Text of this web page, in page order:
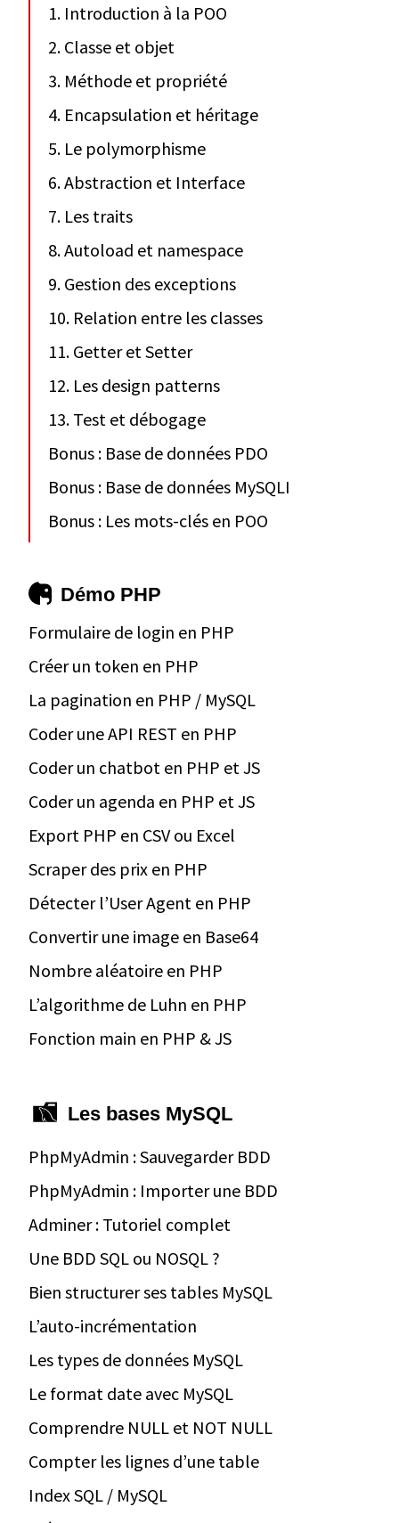
1. Introduction à la POO
2. Classe et objet
3. Méthode et propriété
4. Encapsulation et héritage
5. Le polymorphisme
6. Abstraction et Interface
7. Les traits
8. Autoload et namespace
9. Gestion des exceptions
10. Relation entre les classes
11. Getter et Setter
12. Les design patterns
13. Test et débogage
Bonus : Base de données PDO
Bonus : Base de données MySQLI
Bonus : Les mots-clés en POO
Démo PHP
Formulaire de login en PHP
Créer un token en PHP
La pagination en PHP / MySQL
Coder une API REST en PHP
Coder un chatbot en PHP et JS
Coder un agenda en PHP et JS
Export PHP en CSV ou Excel
Scraper des prix en PHP
Détecter l’User Agent en PHP
Convertir une image en Base64
Nombre aléatoire en PHP
L’algorithme de Luhn en PHP
Fonction main en PHP & JS
Les bases MySQL
PhpMyAdmin : Sauvegarder BDD
PhpMyAdmin : Importer une BDD
Adminer : Tutoriel complet
Une BDD SQL ou NOSQL ?
Bien structurer ses tables MySQL
L’auto-incrémentation
Les types de données MySQL
Le format date avec MySQL
Comprendre NULL et NOT NULL
Compter les lignes d’une table
Index SQL / MySQL